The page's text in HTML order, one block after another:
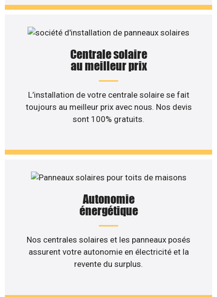
Centrale solaire
au meilleur prix
L’installation de votre centrale solaire se fait
toujours au meilleur prix avec nous. Nos devis
sont 100% gratuits.
Autonomie
énergétique
Nos centrales solaires et les panneaux posés
assurent votre autonomie en électricité et la
revente du surplus.